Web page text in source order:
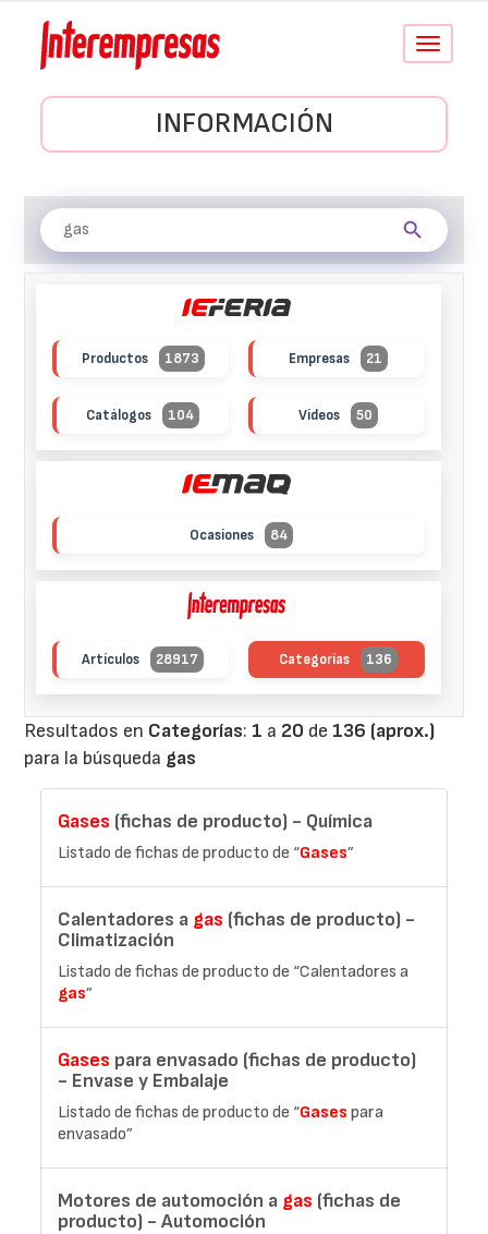
Conmutar
INFORMACIÓN
Productos 1873 Empresas 21
Catálogos 104 Vídeos 50
Ocasiones 84
Artículos 28917 Categorías 136
Resultados en Categorías: 1 a 20 de 136 (aprox.)
para la búsqueda gas
Gases (fichas de producto) - Química
Listado de fichas de producto de “Gases”
Calentadores a gas (fichas de producto) -
Climatización
Listado de fichas de producto de “Calentadores a
gas”
Gases para envasado (fichas de producto)
- Envase y Embalaje
Listado de fichas de producto de “Gases para
envasado”
Motores de automoción a gas (fichas de
producto) - Automoción